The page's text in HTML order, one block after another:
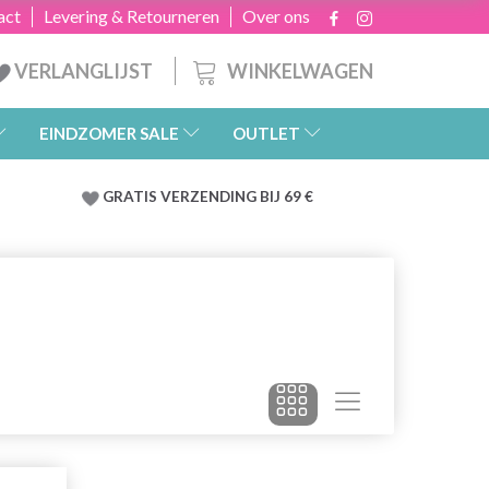
Over ons
Levering & Retourneren
WINKELWAGEN
VERLANGLIJST
EINDZOMER SALE OUTLET
GRATIS VERZENDING BIJ 69 €